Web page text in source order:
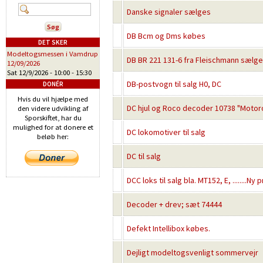
Danske signaler sælges
DB Bcm og Dms købes
DB BR 221 131-6 fra Fleischmann
DB-postvogn til salg H0, DC
DC hjul og Roco decoder 10738
DC lokomotiver til salg
DC til salg
DCC loks til salg bla. MT152, E, ........Ny
Decoder + drev; sæt 74444
Defekt Intellibox købes.
Dejligt modeltogsvenligt sommervejr
DET SKER
Modeltogsmessen i Vamdrup
12/09/2026
Sat 12/9/2026 - 10:00 - 15:30
DONÉR
Hvis du vil hjælpe med
den videre udvikling af
Sporskiftet, har du
mulighed for at donere et
beløb her: